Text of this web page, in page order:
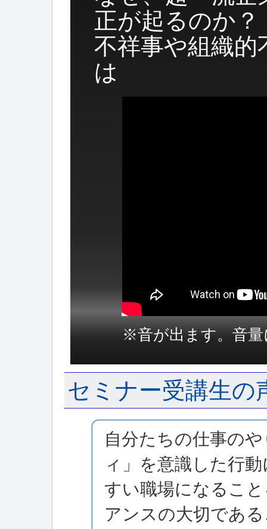
正が起るのか？
不祥事や組織
は
※音が出ます。音
セミナー受講生の
自分たちの仕事の
ィ」を意識した行
すい職場になるこ
アンスの大切であ